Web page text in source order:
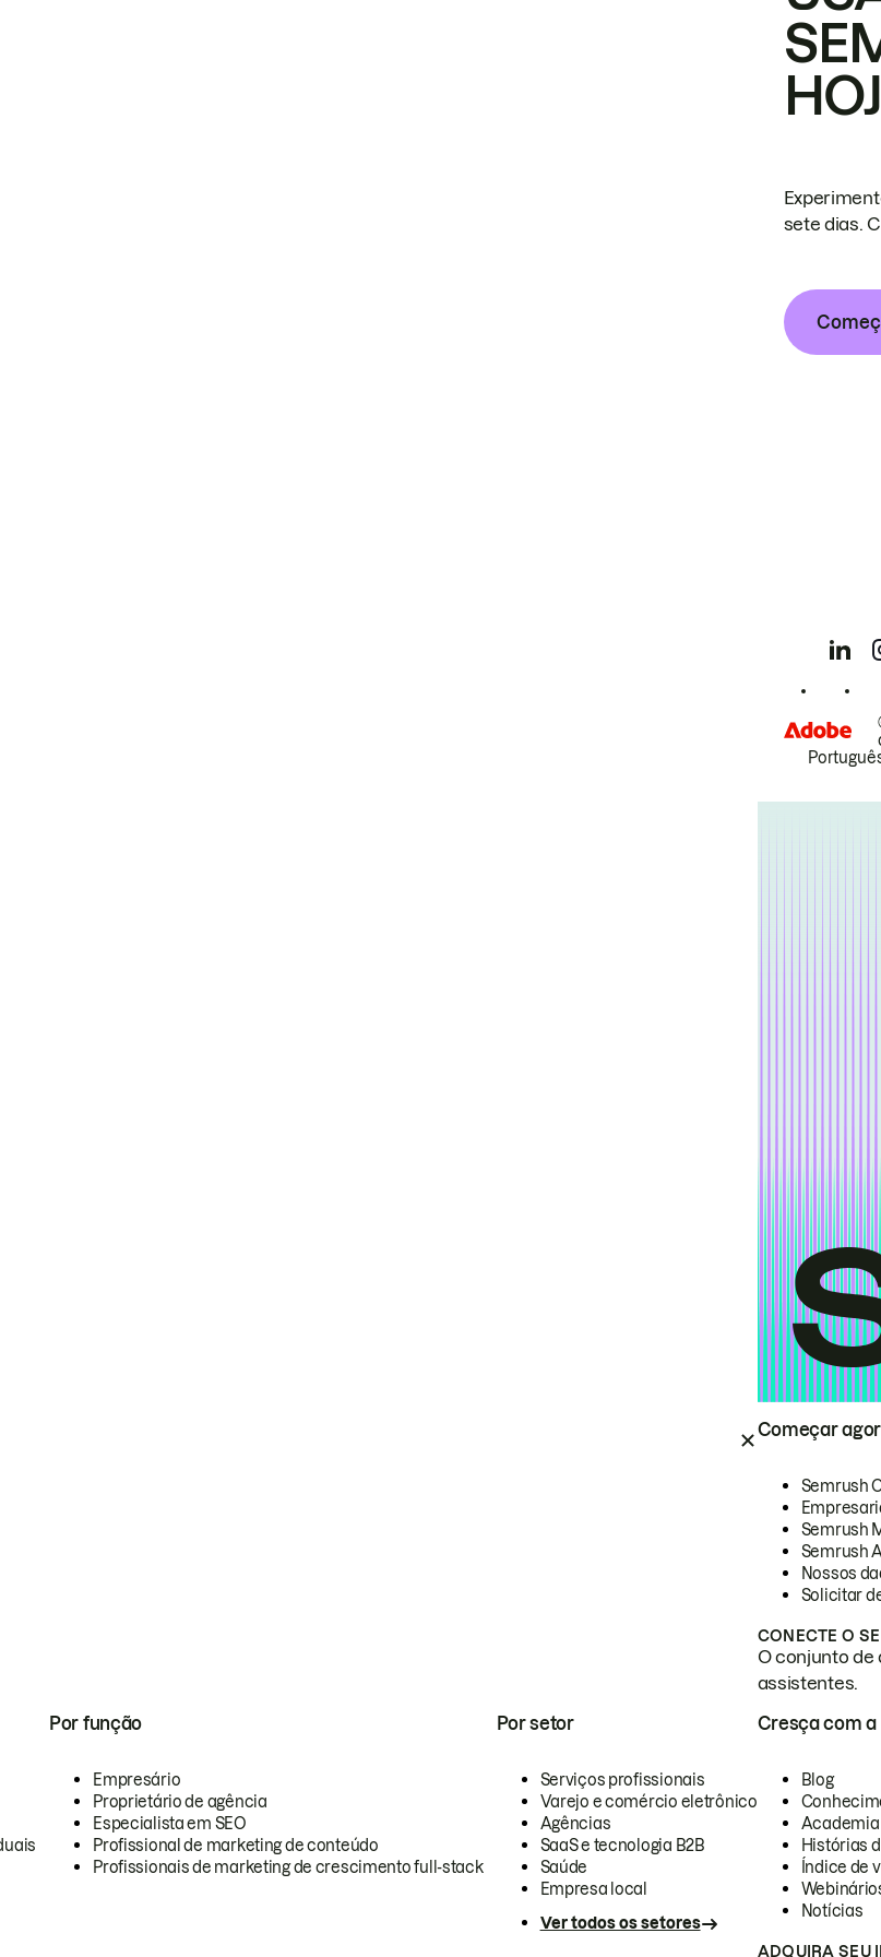
Começar
Semrush
Semrush
Semrush
Nossos
Solicitar
CONECTE O
O conjunto de
assistentes.
Por função
Empresário
Proprietário de agência
Especialista em SEO
Profissional de marketing de conteúdo
Profissionais de marketing de crescimento full-stack
Por setor
Serviços profissionais
Varejo e comércio eletrônico
Agências
SaaS e tecnologia B2B
Saúde
Empresa local
Ver todos os setores
Cresça com a
Blog
Academia
Histórias
Índice de
Notícias
ADQUIRA SEU
sete dias.